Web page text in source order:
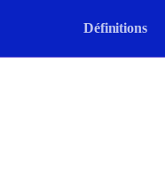
Définitions